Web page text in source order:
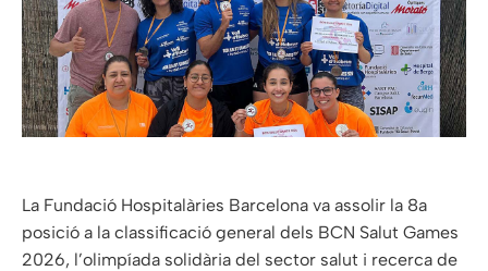
La Fundació Hospitalàries Barcelona va assolir la 8a
posició a la classificació general dels BCN Salut Games
2026, l’olimpíada solidària del sector salut i recerca de